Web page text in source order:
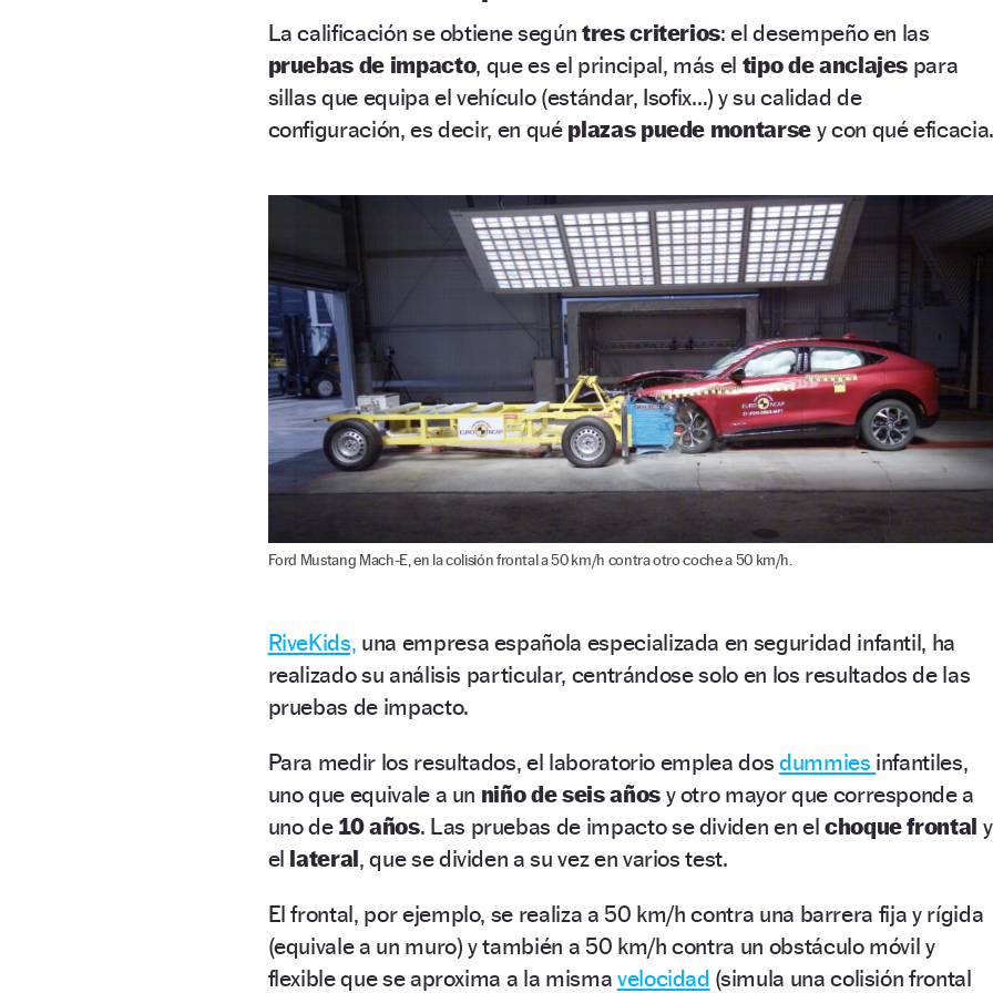
La calificación se obtiene según tres criterios: el desempeño en las
pruebas de impacto, que es el principal, más el tipo de anclajes para
sillas que equipa el vehículo (estándar, Isofix…) y su calidad de
configuración, es decir, en qué plazas puede montarsey con qué eficacia.
Ford Mustang Mach-E, en la colisión frontal a 50 km/h contra otro coche a 50 km/h.
RiveKids, una empresa española especializada en seguridad infantil, ha
realizado su análisis particular, centrándose solo en los resultados de las
pruebas de impacto.
Para medir los resultados, el laboratorio emplea dos dummies infantiles,
uno que equivale a un niño de seisañosy otro mayor que corresponde a
uno de 10 años. Las pruebas de impacto se dividen en el choque frontal y
el lateral, que se dividen a su vez en varios test.
El frontal, por ejemplo, se realiza a 50 km/h contra una barrera fija y rígida
(equivale a un muro) y también a 50 km/h contra un obstáculo móvil y
flexible que se aproxima a la misma velocidad (simula una colisión frontal